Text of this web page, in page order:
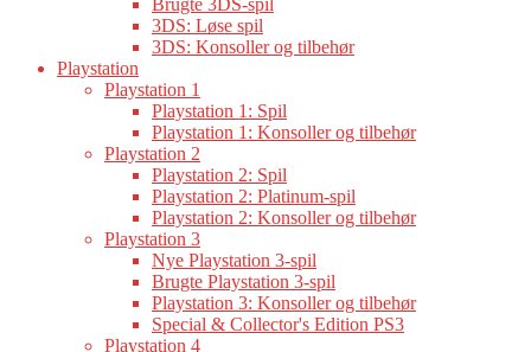
Brugte 3DS-spil
3DS: Løse spil
3DS: Konsoller og tilbehør
Playstation
Playstation 1
Playstation 1: Spil
Playstation 1: Konsoller og tilbehør
Playstation 2
Playstation 2: Spil
Playstation 2: Platinum-spil
Playstation 2: Konsoller og tilbehør
Playstation 3
Nye Playstation 3-spil
Brugte Playstation 3-spil
Playstation 3: Konsoller og tilbehør
Special & Collector's Edition PS3
Playstation 4